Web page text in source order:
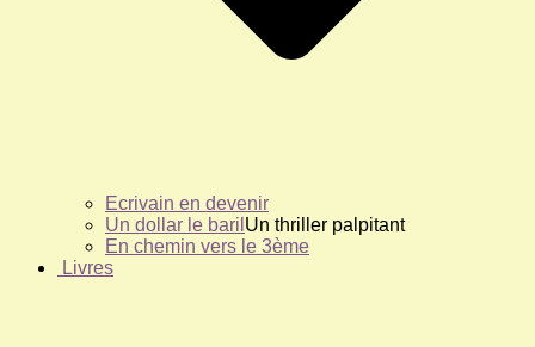
Ecrivain en devenir
Un dollar le baril Un thriller palpitant
En chemin vers le 3ème
Livres